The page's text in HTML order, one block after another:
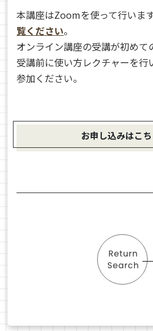
本講座はZoomを使って行いま
覧ください。
オンライン講座の受講が初めて
受講前に使い方レクチャーを
参加ください。
お申し込みはこち